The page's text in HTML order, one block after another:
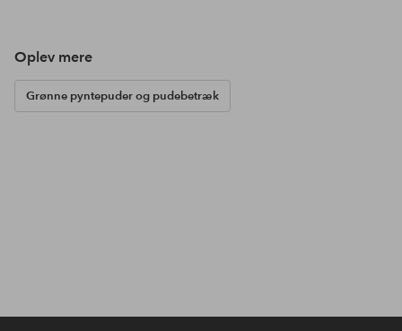
Oplev mere
Grønne pyntepuder og pudebetræk